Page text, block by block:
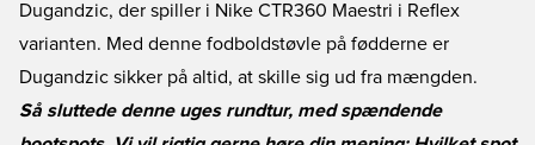
Dugandzic, der spiller i Nike CTR360 Maestri i Reflex
varianten. Med denne fodboldstøvle på fødderne er
Dugandzic sikker på altid, at skille sig ud fra mængden.
Så sluttede denne uges rundtur, med spændende